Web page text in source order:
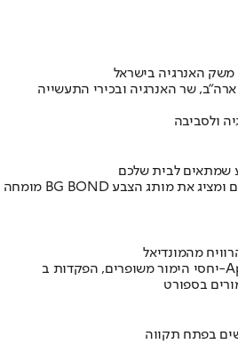
משק האנרגיה בישראל
שר האנרגיה ובכירי התעשייה
ולסביבה
שמתאים לבית שלכם
מהמונדיאל
בספורט
בפתח תקווה